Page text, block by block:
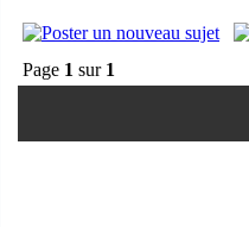
Page 1 sur 1